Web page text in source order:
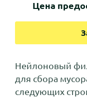
Цена
Нейлоновый
для сбора
следующих